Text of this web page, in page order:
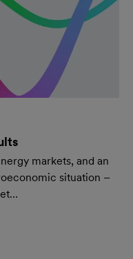
markets, and an
situation –